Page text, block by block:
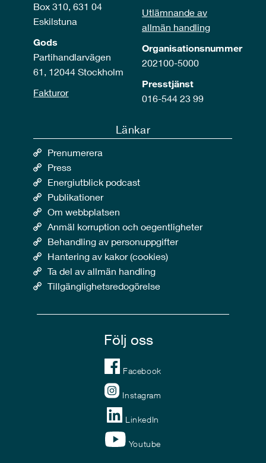
Box 310, 631 04
Eskilstuna
Gods
Partihandlarvägen
61, 12044 Stockholm
Fakturor
Utlämnande av
allmän handling
Organisationsnummer
202100-5000
Presstjänst
016-544 23 99
Länkar
Prenumerera
Press
Energiutblick podcast
Publikationer
Om webbplatsen
Anmäl korruption och oegentligheter
Behandling av personuppgifter
Hantering av kakor (cookies)
Ta del av allmän handling
Tillgänglighetsredogörelse
Följ oss
Facebook
Instagram
LinkedIn
Youtube